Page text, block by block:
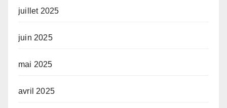
juillet 2025
juin 2025
mai 2025
avril 2025